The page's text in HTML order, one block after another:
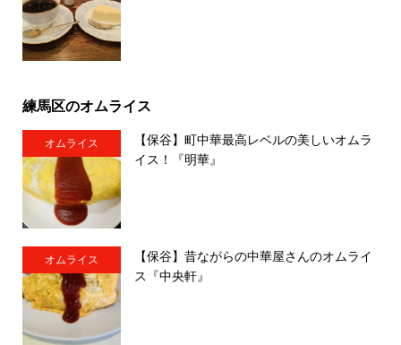
練馬区のオムライス
オムライス
【保谷】町中華最高レベルの美しいオムラ
イス！『明華』
オムライス
【保谷】昔ながらの中華屋さんのオムライ
ス『中央軒』